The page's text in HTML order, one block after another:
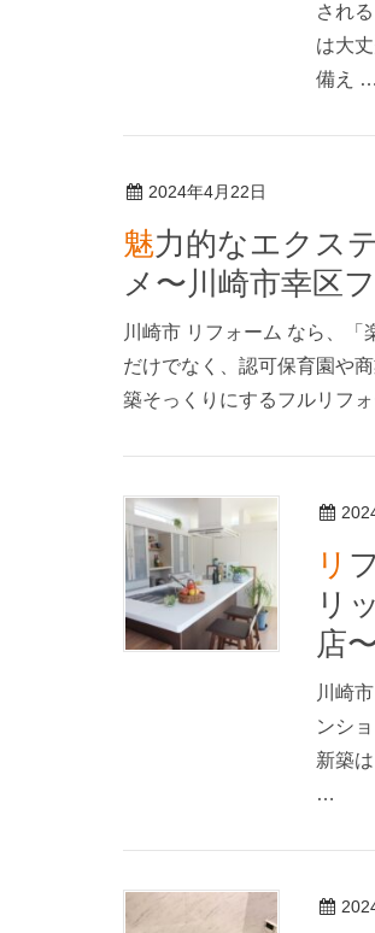
され
は大
備え …
2024年4月22日
魅力的なエクステリアを手に入れる！外構リフォームのスス
メ〜川崎市幸区
川崎市 リフォーム なら、
だけでなく、認可保育園や
築そっくりにするフルリフ
リフォームで叶える、アイランドキッチンのメ
リ
店
川崎
ンシ
新築
…